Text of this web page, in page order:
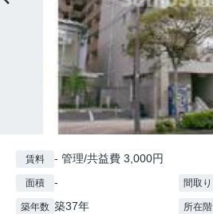
賃料 - 管理/共益費 3,000円
面積 - 間取り
築年数 築37年 所在階